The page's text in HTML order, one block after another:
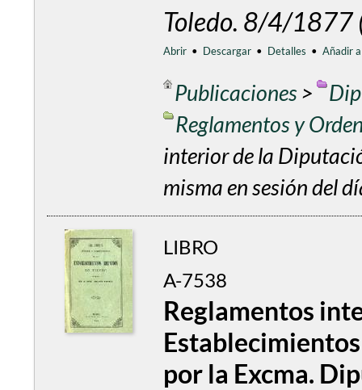
Toledo. 8/4/1877
Abrir • Descargar • Detalles • Añadir
Publicaciones>
Reglamentos y
interior de la
misma en sesión del
LIBRO
A-7538
Reglamentos
por la Excma.